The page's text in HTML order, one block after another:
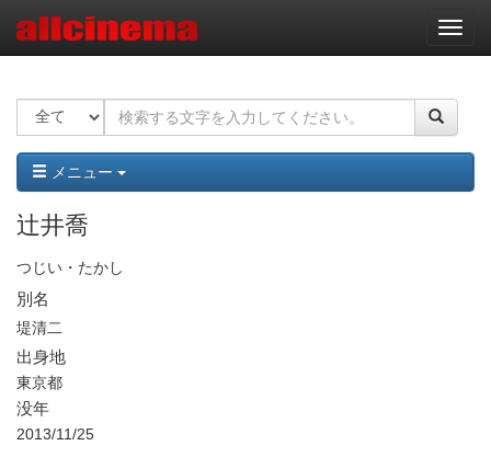
ナ
ビ
ー
ョ
ン
メニュー
辻井喬
つじい・たかし
別名
堤清二
出身地
東京都
没年
2013/11/25